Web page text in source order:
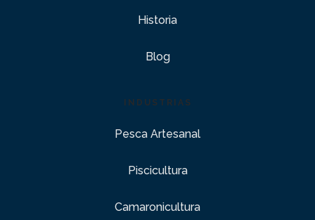
Historia
Blog
INDUSTRIAS
Pesca Artesanal
Piscicultura
Camaronicultura